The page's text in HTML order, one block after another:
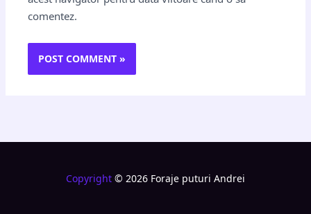
comentez.
Copyright © 2026 Foraje puturi Andrei